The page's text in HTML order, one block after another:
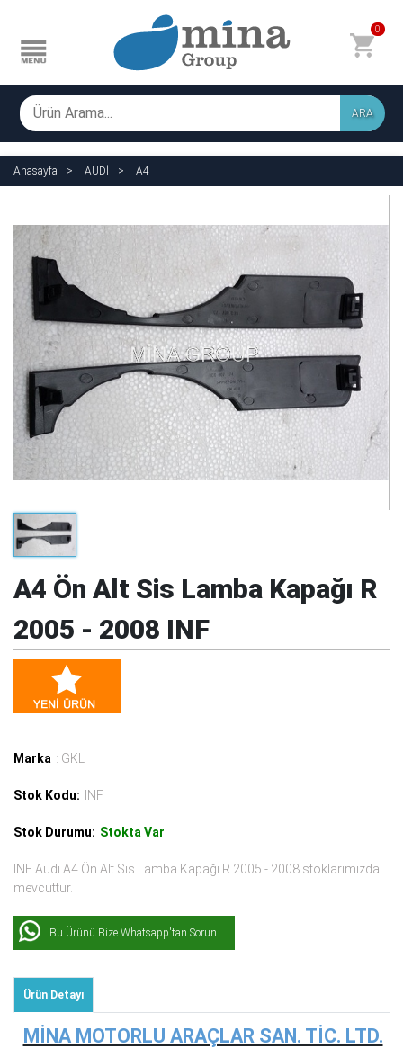
0
ARA
Anasayfa AUDİ A4
A4 Ön Alt Sis Lamba Kapağı R
2005 - 2008 INF
Marka : GKL
Stok Kodu: INF
Stok Durumu: Stokta Var
INF Audi A4 Ön Alt Sis Lamba Kapağı R 2005 - 2008 stoklarımızda
mevcuttur.
Bu Ürünü Bize Whatsapp'tan Sorun
Ürün Detayı
MİNA MOTORLU ARAÇLAR SAN. TİC. LTD.